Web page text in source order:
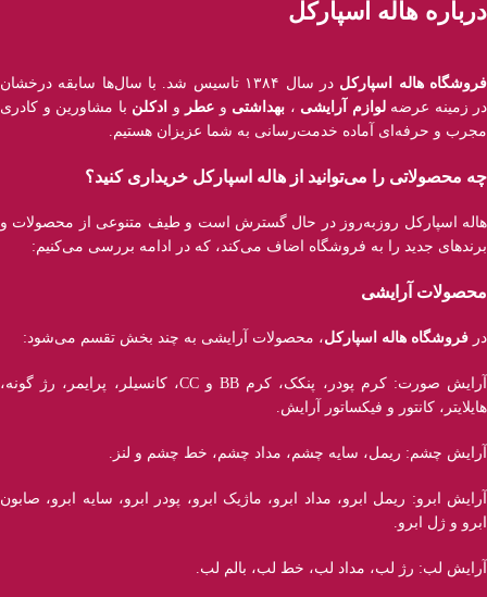
درباره هاله اسپارکل
فروشگاه هاله اسپارکل
در سال ۱۳۸۴ تاسیس شد. با سال‌ها سابقه درخشان
در زمینه عرضهلوازم آرایشی ، بهداشتی و عطر و ادکلن با مشاورین و کادری
مجرب و حرفه‌ای آماده خدمت‌رسانی به شما عزیزان هستیم.
چه محصولاتی را می‌توانید از هاله اسپارکل خریداری کنید؟
هاله اسپارکل روزبه‌روز در حال گسترش است و طیف متنوعی از محصولات و
برند‌های جدید را به فروشگاه اضاف می‌کند، که در ادامه بررسی می‌کنیم:
محصولات آرایشی
در فروشگاه هاله اسپارکل، محصولات آرایشی به چند بخش تقسم می‌شود:
آرایش صورت: کرم پودر، پنکک، کرم BB و CC، کانسیلر، پرایمر، رژ‌ گونه،
هایلایتر، کانتور و فیکساتور آرایش.
آرایش چشم: ریمل، سایه چشم، مداد چشم، خط چشم و لنز.
آرایش ابرو: ریمل ابرو، مداد ابرو، ماژیک ابرو، پودر ابرو، سایه ابرو، صابون
ابرو و ژل ابرو.
آرایش لب: رژ لب، مداد لب، خط لب، بالم لب.